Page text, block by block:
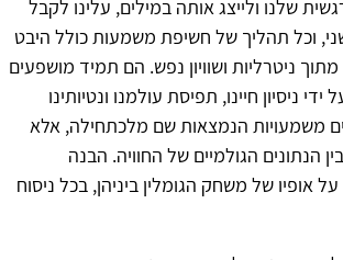
שלנו ולייצג אותה במילים, עלינו לקבל
וכל תהליך של חשיפת משמעות כולל היבט
ניטרליות ושוויון נפש. הם תמיד מושפעים
ניסיון חיינו, תפיסת עולמנו ונטיותינו
משמעויות הנמצאות שם מלכתחילה, אלא
הנתונים הגולמיים של החוויה. הבנה
אופיו של משחק הגומלין ביניהן, בכל ניסוח